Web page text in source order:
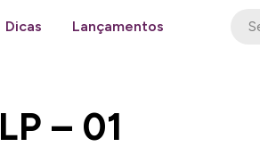
Dicas Lançamentos
LP – 01